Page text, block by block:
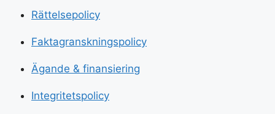
Rättelsepolicy
Faktagranskningspolicy
Ägande & finansiering
Integritetspolicy